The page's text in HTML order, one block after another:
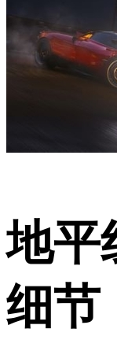
地平
细节